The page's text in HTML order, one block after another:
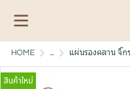
HOME ... แผ่นรองคลาน จิ๊ก
สินค้าใหม่